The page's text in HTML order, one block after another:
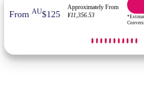
From AU$125
Approximately From
¥11,356.53